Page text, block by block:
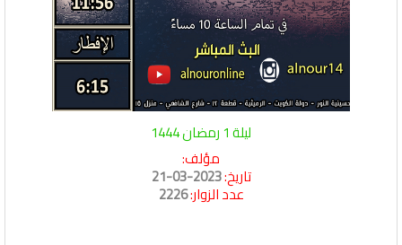
ليلة 1 رمضان 1444
مؤلف:
تاريخ:2023-03-21
عدد الزوار:2226